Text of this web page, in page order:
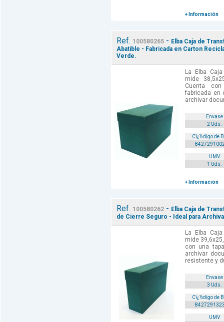
+ Información
Ref. 100580265 - Elba Caja de
Abatible - Fabricada en Carton
Verde.
La Elba
mide
Cuenta
fabricada en
archivar
Envase
2 Uds.
Cï¿½digo de
UMV
1 Uds.
+ Información
Ref. 100580262 - Elba Caja de
de Cierre Seguro - Ideal para
La Elba
mide
con una
archivar
resistente y
Envase
3 Uds.
Cï¿½digo de
UMV